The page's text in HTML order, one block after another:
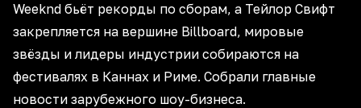
Weeknd бьёт рекорды по сборам, а Тейлор Свифт
закрепляется на вершине Billboard, мировые
звёзды и лидеры индустрии собираются на
фестивалях в Каннах и Риме. Собрали главные
новости зарубежного шоу-бизнеса.